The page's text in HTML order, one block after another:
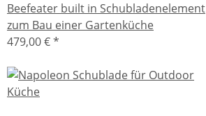
Beefeater built in Schubladenelement
zum Bau einer Gartenküche
479,00 €*